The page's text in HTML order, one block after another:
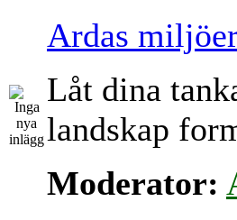
Ardas
Låt dina
landskap
Moderator: